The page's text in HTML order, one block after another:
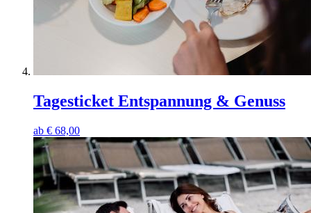
Tagesticket Entspannung & Genuss
ab € 68,00